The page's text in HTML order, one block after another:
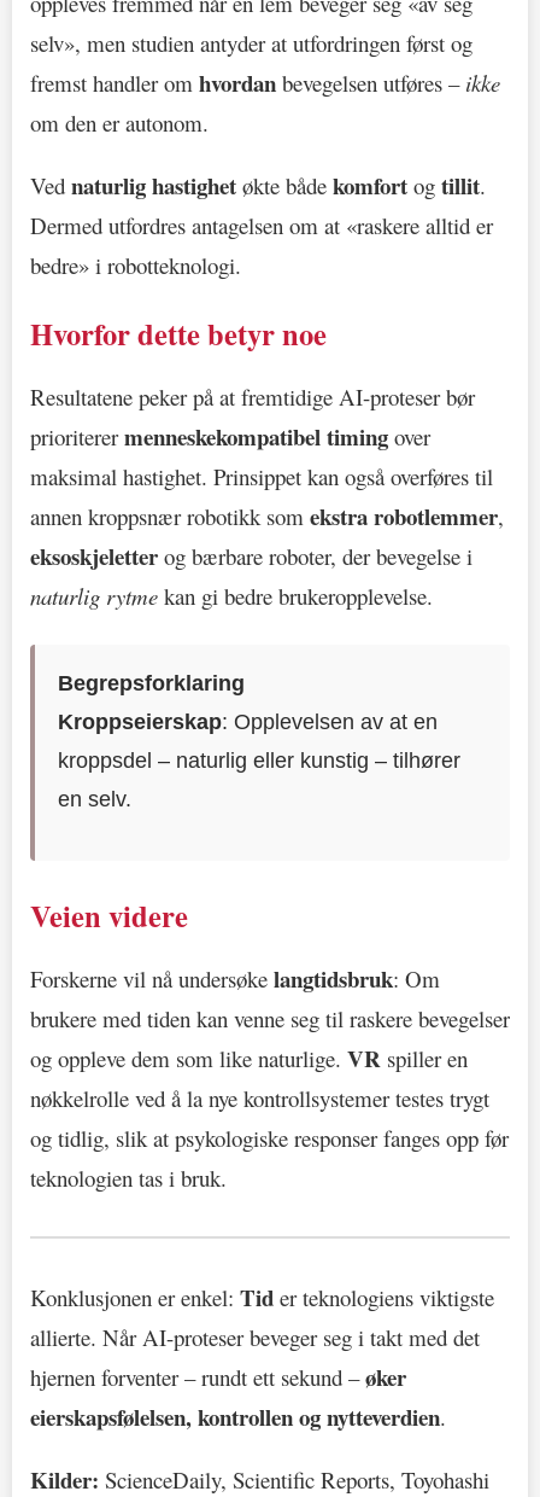
selv», men studien antyder at utfordringen først og
fremst handler om hvordan bevegelsen utføres – ikke
om den er autonom.
Ved naturlig hastighet økte både komfort og tillit.
Dermed utfordres antagelsen om at «raskere alltid er
bedre» i robotteknologi.
Hvorfor dette betyr noe
Resultatene peker på at fremtidige AI-proteser bør
prioriterermenneskekompatibel timing over
maksimal hastighet. Prinsippet kan også overføres til
annen kroppsnær robotikk som ekstra robotlemmer,
eksoskjeletter og bærbare roboter, der bevegelse i
naturlig rytme kan gi bedre brukeropplevelse.
Begrepsforklaring
Kroppseierskap: Opplevelsen av at en
kroppsdel – naturlig eller kunstig – tilhører
en selv.
Veien videre
Forskerne vil nå undersøke langtidsbruk: Om
brukere med tiden kan venne seg til raskere bevegelser
og oppleve dem som like naturlige. VR spiller en
nøkkelrolle ved å la nye kontrollsystemer testes trygt
og tidlig, slik at psykologiske responser fanges opp før
teknologien tas i bruk.
Konklusjonen er enkel: Tid er teknologiens viktigste
allierte. Når AI-proteser beveger seg i takt med det
hjernen forventer – rundt ett sekund –øker
eierskapsfølelsen, kontrollen og nytteverdien.
Kilder: ScienceDaily, Scientific Reports, Toyohashi